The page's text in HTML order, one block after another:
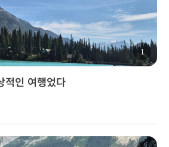
1
적인 여행었다